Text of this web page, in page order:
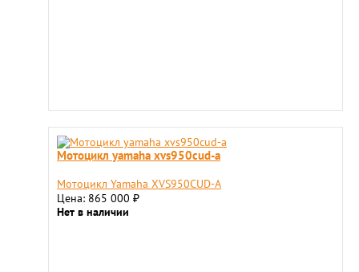
Мотоцикл yamaha xvs950cud-a
Мотоцикл Yamaha XVS950CUD-A
Цена: 865 000 ₽
Нет в наличии